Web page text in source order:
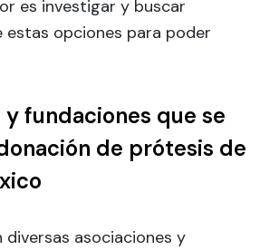
es investigar y buscar
estas opciones para poder
fundaciones que se
de prótesis de
diversas asociaciones y